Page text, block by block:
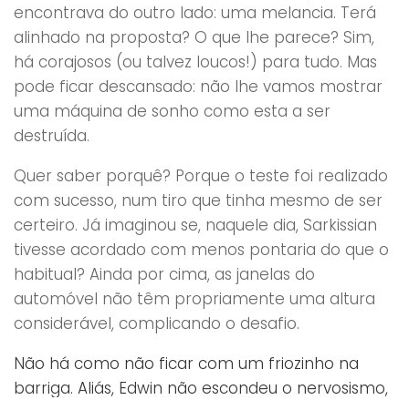
encontrava do outro lado: uma melancia. Terá
alinhado na proposta? O que lhe parece? Sim,
há corajosos (ou talvez loucos!) para tudo. Mas
pode ficar descansado: não lhe vamos mostrar
uma máquina de sonho como esta a ser
destruída.
Quer saber porquê? Porque o teste foi realizado
com sucesso, num tiro que tinha mesmo de ser
certeiro. Já imaginou se, naquele dia, Sarkissian
tivesse acordado com menos pontaria do que o
habitual? Ainda por cima, as janelas do
automóvel não têm propriamente uma altura
considerável, complicando o desafio.
Não há como não ficar com um friozinho na
barriga. Aliás, Edwin não escondeu o nervosismo,